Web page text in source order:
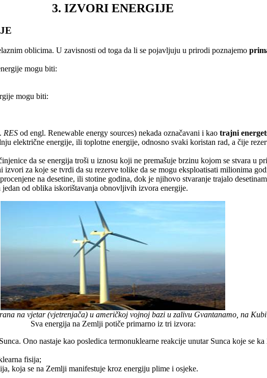
3. IZVORI ENERGIJE
oblicima. U zavisnosti od toga da li se pojavljuju u prirodi poznajemo
mogu biti:
mogu biti:
RES od engl. Renewable energy sources) nekada označavani i kao trajni
električne energije, ili toplotne energije, odnosno svaki koristan rad, a čije
da se energija troši u iznosu koji ne premašuje brzinu kojom se stvara u
za koje se tvrdi da su rezerve tolike da se mogu eksploatisati milionima
na desetine, ili stotine godina, dok je njihovo stvaranje trajalo
od oblika iskorištavanja obnovljivih izvora energije.
na vjetar (vjetrenjača) u američkoj vojnoj bazi u zalivu Gvantanamo, na Kubi
Sva energija na Zemlji potiče primarno iz tri izvora:
Ono nastaje kao posledica termonuklearne reakcije unutar Sunca koje se
fisija;
koja se na Zemlji manifestuje kroz energiju plime i osjeke.